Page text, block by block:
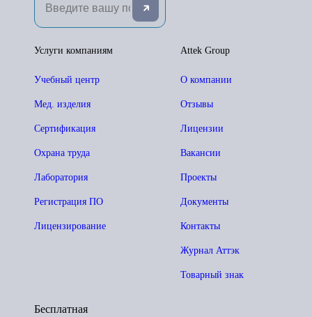
Attek Group
О компании
Отзывы
Лицензии
Вакансии
Проекты
Документы
Контакты
Журнал Аттэк
Товарный знак
Услуги компаниям
Учебный центр
Мед. изделия
Сертификация
Охрана труда
Лаборатория
Регистрация ПО
Лицензирование
Бесплатная